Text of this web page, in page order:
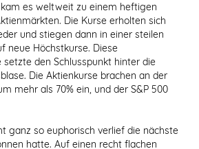
kam es weltweit zu einem heftigen
Die Kurse erholten sich
und stiegen dann in einer steilen
neue Höchstkurse. Diese
setzte den Schlusspunkt hinter die
Die Aktienkurse brachen an der
mehr als 70% ein, und der S&P 500
ganz so euphorisch verlief die nächste
hatte. Auf einen recht flachen